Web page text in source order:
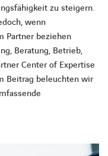
zu steigern.
wenn
Partner beziehen
Beratung, Betrieb,
Center of Expertise
Beitrag beleuchten wir